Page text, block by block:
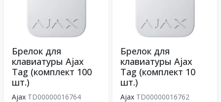
Брелок для
клавиатуры Ajax
Tag (комплект 100
шт.)
Ajax TD00000016764
Брелок для
клавиатуры Ajax
Tag (комплект 10
шт.)
Ajax TD00000016762